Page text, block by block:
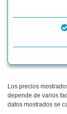
Los precios
depende de varios
datos mostrados se